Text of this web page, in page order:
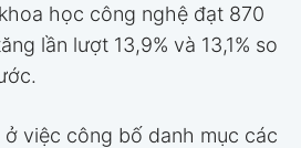
học công nghệ đạt 870
lần lượt 13,9% và 13,1% so
việc công bố danh mục các